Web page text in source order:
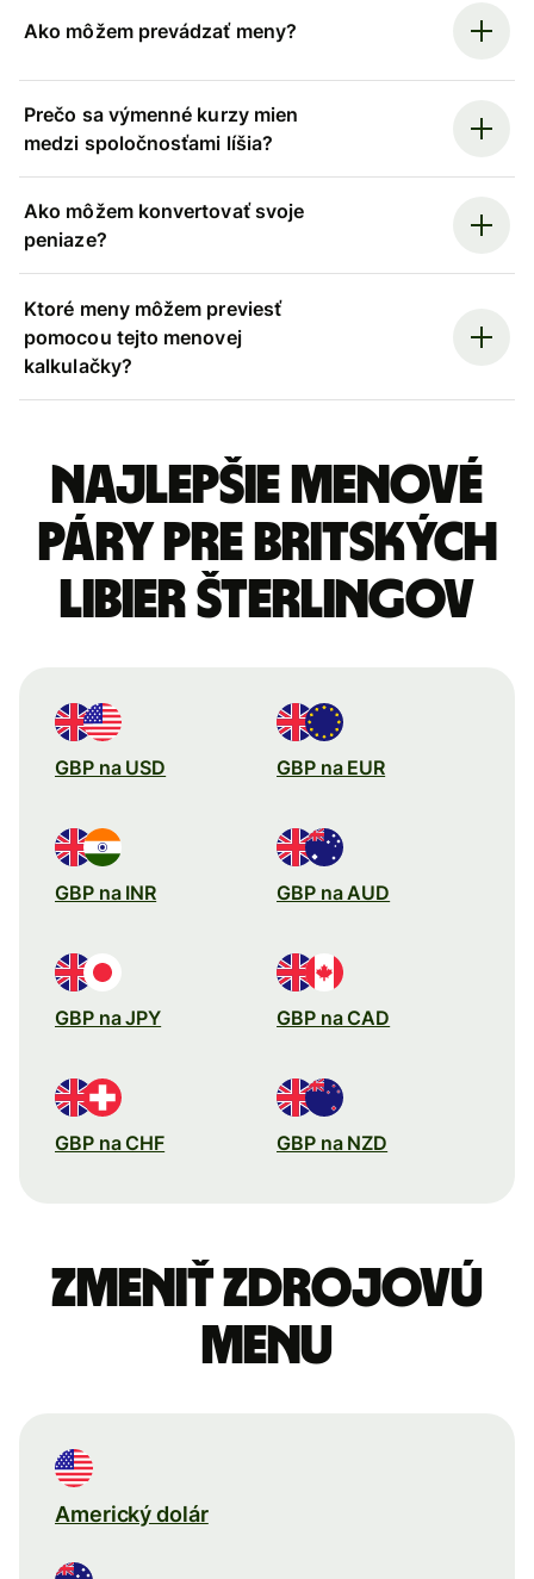
Ako môžem prevádzať meny?
Prečo sa výmenné kurzy mien
medzi spoločnosťami líšia?
Ako môžem konvertovať svoje
peniaze?
Ktoré meny môžem previesť
pomocou tejto menovej
kalkulačky?
Najlepšie menové
páry pre Britských
libier šterlingov
GBP na USD GBP na EUR
GBP na INR GBP na AUD
GBP na JPY GBP na CAD
GBP na CHF GBP na NZD
Zmeniť zdrojovú
menu
Americký dolár